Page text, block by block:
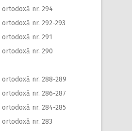
ortodoxă nr. 294
nr. 292-293
nr. 291
ortodoxă nr. 290
ortodoxă nr. 288-289
nr. 286-287
nr. 284-285
ortodoxă nr. 283